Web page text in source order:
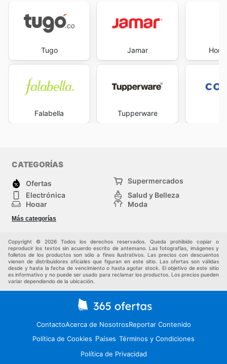
Tugo
Falabella
Jamar
Tupperware
CATEGORÍAS
Ofertas
Supermercados
Electrónica
Salud y Belleza
Hogar
Moda
Herramientas y jardinería
Infancia
Más categorías
Copyright © 2026 Todos los derechos reservados. Queda prohibido copiar o
reproducir los textos sin acuerdo escrito de antemano. Las fotografías, imágenes y
folletos de los productos son sólo a fines ilustrativos. Las precios con descuentos
vienen de distribuidores oficiales que figuran en este sitio. Las ofertas son válidas
desde y hasta la fecha de vencimiento o hasta agotar stock. El objetivo de este sitio
es informativo y no puede ser usado para reclamar los productos. Los precios pueden
variar dependiendo de la ubicación.
ContactoAcerca de NosotrosReportar Contenido
Política de Cookies Países Términos y Condiciones
Política de Privacidad